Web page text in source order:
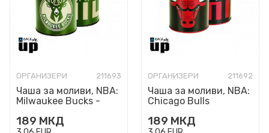
ОРГАНИЗЕРИ 211693
Чаша за моливи, NBA:
Milwaukee Bucks -
189 МКД
ОРГАНИЗЕРИ 211692
Чаша за моливи, NBA:
Chicago Bulls
189 МКД